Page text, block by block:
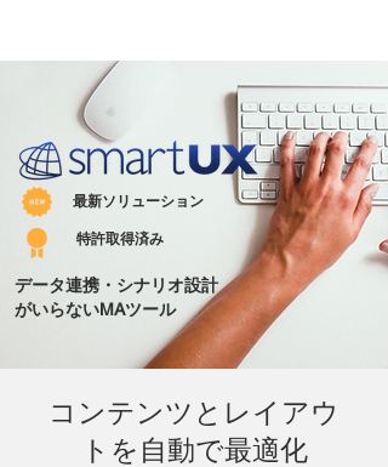
データ連携・シナリオ設計
がいらないMAツール
特許取得済み
最新ソリューション
コンテンツとレイアウ
トを自動で最適化